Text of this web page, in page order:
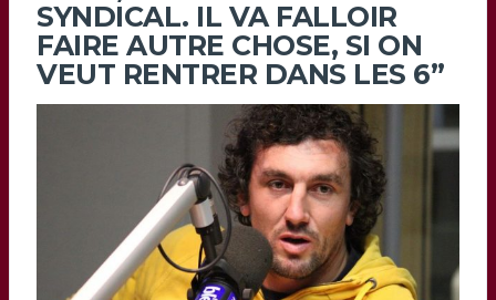
SYNDICAL. IL VA FALLOIR
FAIRE AUTRE CHOSE, SI ON
VEUT RENTRER DANS LES 6”